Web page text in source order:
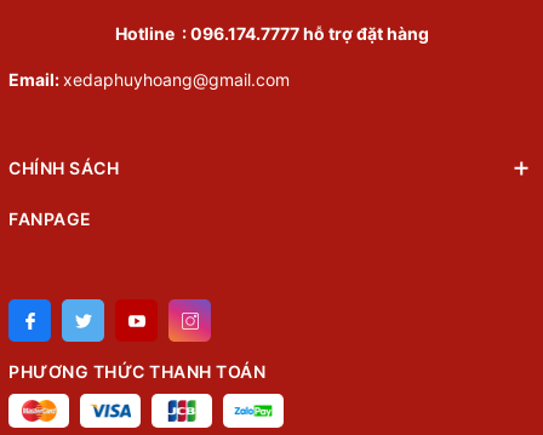
Hotline : 096.174.7777 hỗ trợ đặt hàng
Email:xedaphuyhoang@gmail.com
CHÍNH SÁCH
FANPAGE
PHƯƠNG THỨC THANH TOÁN